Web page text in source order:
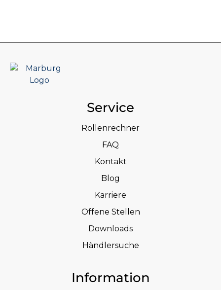
Service
Rollenrechner
FAQ
Kontakt
Blog
Karriere
Offene Stellen
Downloads
Händlersuche
Information